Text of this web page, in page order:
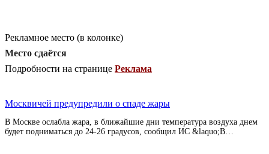
Рекламное место (в колонке)
Место сдаётся
Подробности на странице Реклама
Москвичей предупредили о спаде жары
В Москве ослабла жара, в ближайшие дни температура воздуха днем
будет подниматься до 24-26 градусов, сообщил ИС &laquo;В…